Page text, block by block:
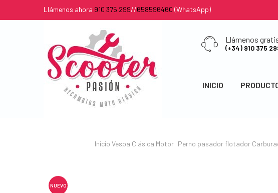
Llámenos ahora 910 375 299//658596460 (WhatsApp)
Llámenos
(+34) 910 375
INICIO
Inicio Vespa Clásica Motor Perno pasador flotador
NUEVO